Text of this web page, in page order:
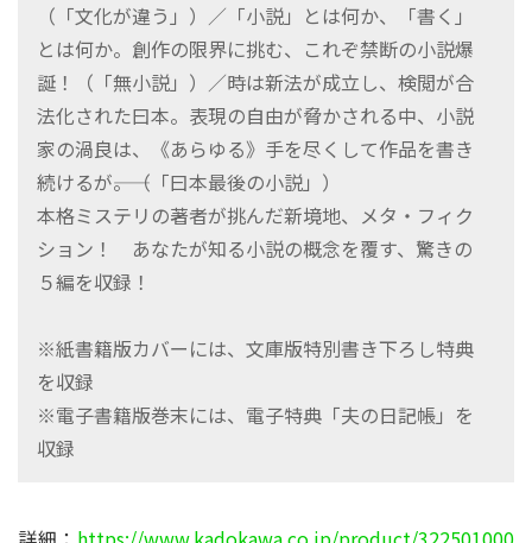
（「文化が違う」）／「小説」とは何か、「書く」
とは何か。創作の限界に挑む、これぞ禁断の小説爆
誕！（「無小説」）／時は新法が成立し、検閲が合
法化された曰本。表現の自由が脅かされる中、小説
家の渦良は、《あらゆる》手を尽くして作品を書き
続けるが――。（「曰本最後の小説」）
本格ミステリの著者が挑んだ新境地、メタ・フィク
ション！ あなたが知る小説の概念を覆す、驚きの
５編を収録！
※紙書籍版カバーには、文庫版特別書き下ろし特典
を収録
※電子書籍版巻末には、電子特典「夫の日記帳」を
収録